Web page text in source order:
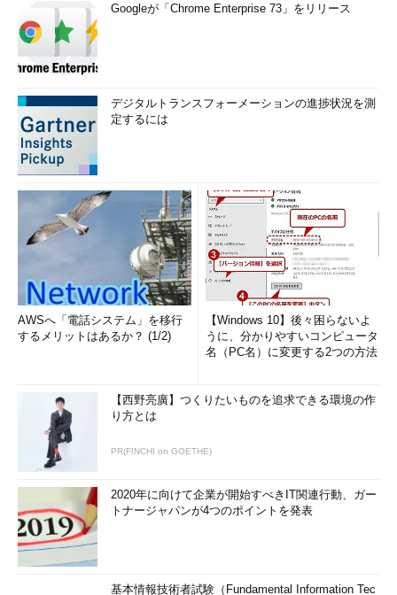
Googleが「Chrome Enterprise 73」をリリース
デジタルトランスフォーメーションの進捗状況を測
定するには
AWSへ「電話システム」を移行
するメリットはあるか？ (1/2)
【Windows 10】後々困らないよ
うに、分かりやすいコンピュータ
名（PC名）に変更する2つの方法
【西野亮廣】つくりたいものを追求できる環境の作
り方とは
PR(FINCHI on GOETHE)
2020年に向けて企業が開始すべきIT関連行動、ガー
トナージャパンが4つのポイントを発表
基本情報技術者試験（Fundamental Information Tec